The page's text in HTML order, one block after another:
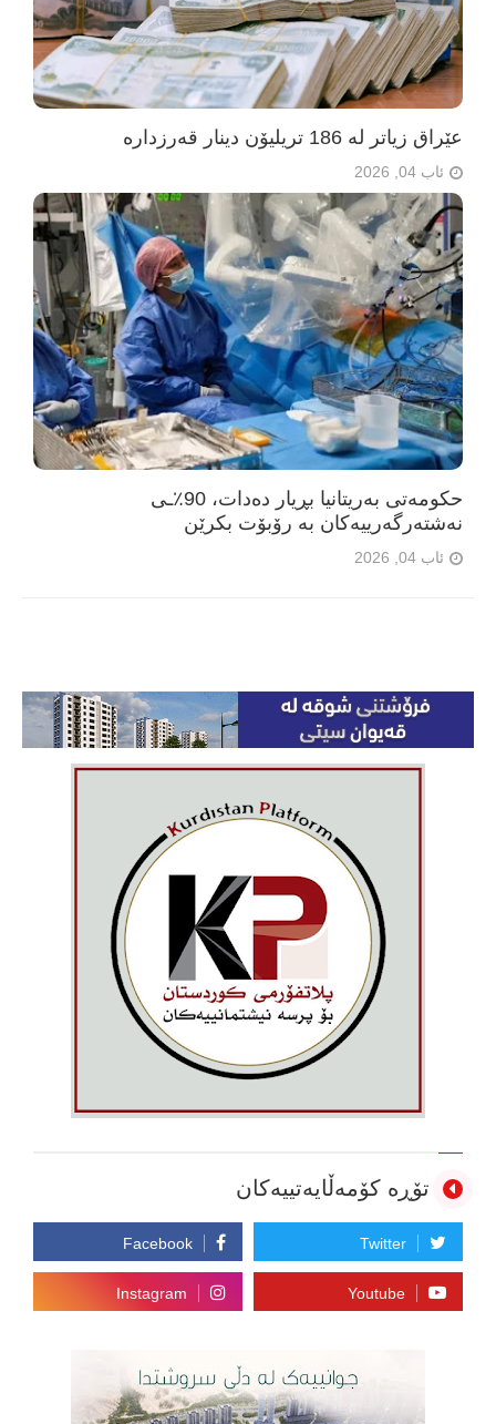
عێراق زیاتر لە 186 تریلیۆن دینار قەرزدارە
ئاب 04, 2026
حکومەتی بەریتانیا بڕیار دەدات، 90٪ـی
نەشتەرگەرییەکان بە رۆبۆت بکرێن
ئاب 04, 2026
تۆڕە کۆمەڵایەتییەکان